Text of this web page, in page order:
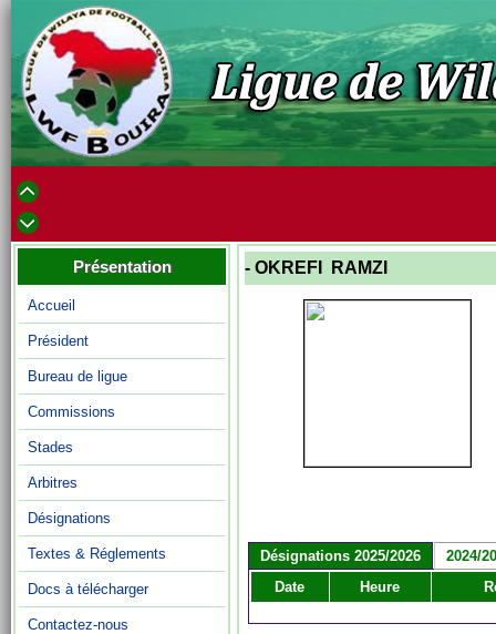
Présentation
Accueil
Président
Bureau de ligue
Commissions
Stades
Arbitres
Désignations
Textes & Réglements
Docs à télécharger
Contactez-nous
- OKREFI RAMZI
Désignations 2025/2026
2024/
Date
Heure